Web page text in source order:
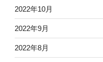
2022年10月
2022年9月
2022年8月